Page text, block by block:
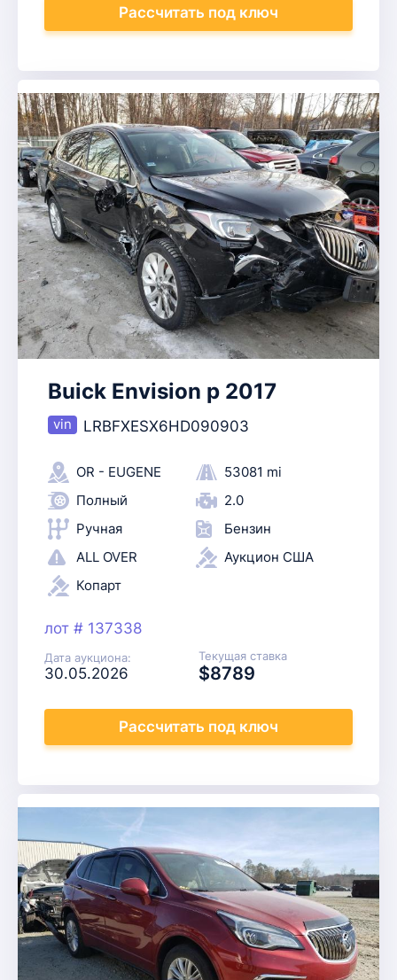
Рассчитать под ключ
Buick Envision p 2017
LRBFXESX6HD090903
OR - EUGENE
53081 mi
Полный
2.0
Ручная
Бензин
ALL OVER
Аукцион США
Копарт
лот # 137338
Дата аукциона:
30.05.2026
Текущая ставка
$8789
Рассчитать под ключ